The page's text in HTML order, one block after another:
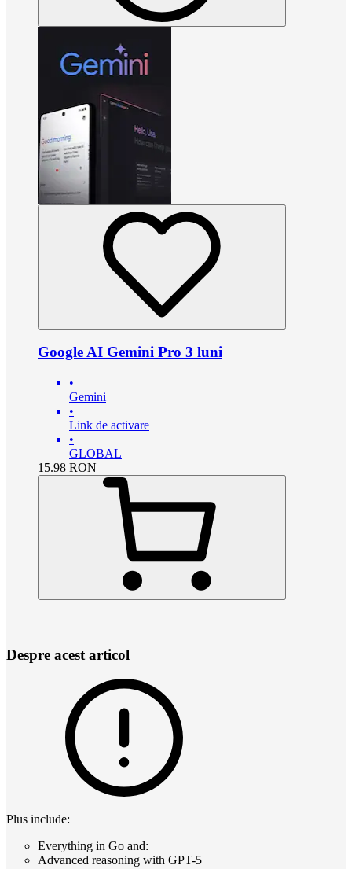
Google AI Gemini Pro 3 luni
•
Gemini
•
Link de activare
•
GLOBAL
15.98 RON
Despre acest articol
Plus include:
Everything in Go and:
Advanced reasoning with GPT-5